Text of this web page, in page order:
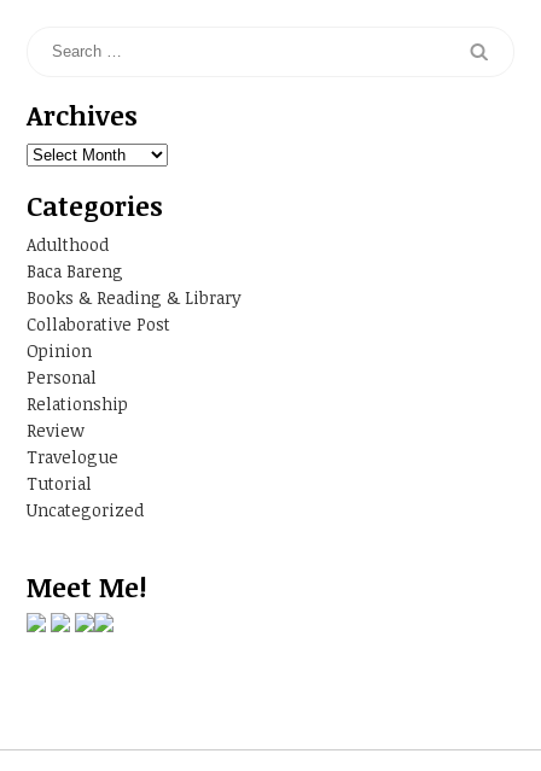
Archives
Archives
Categories
Adulthood
Baca Bareng
Books & Reading & Library
Collaborative Post
Opinion
Personal
Relationship
Review
Travelogue
Tutorial
Uncategorized
Meet Me!